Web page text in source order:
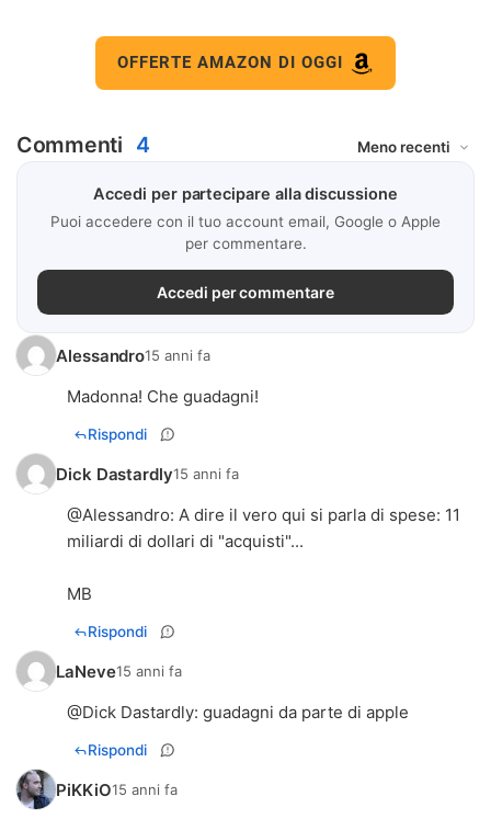
OFFERTE AMAZON DI OGGI
Commenti 4
Accedi per partecipare alla discussione
Puoi accedere con il tuo account email, Google o Apple
per commentare.
Accedi per commentare
Alessandro15 anni fa
Madonna! Che guadagni!
Rispondi
Dick Dastardly15 anni fa
@Alessandro: A dire il vero qui si parla di spese: 11
miliardi di dollari di "acquisti"...
MB
Rispondi
LaNeve15 anni fa
@Dick Dastardly: guadagni da parte di apple
Rispondi
PiKKiO15 anni fa